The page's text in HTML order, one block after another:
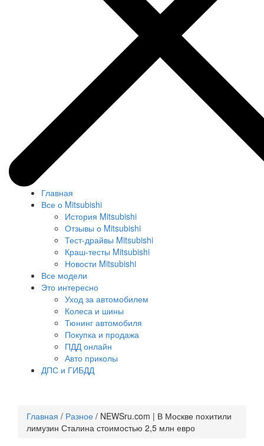
Главная
Все о Mitsubishi
История Mitsubishi
Отзывы о Mitsubishi
Тест-драйвы Mitsubishi
Краш-тесты Mitsubishi
Новости Mitsubishi
Все модели
Это интересно
Уход за автомобилем
Колеса и шины
Тюнинг автомобиля
Покупка и продажа
ПДД онлайн
Авто приколы
ДПС и ГИБДД
Главная / Разное / NEWSru.com | В Москве похитили
лимузин Сталина стоимостью 2,5 млн евро